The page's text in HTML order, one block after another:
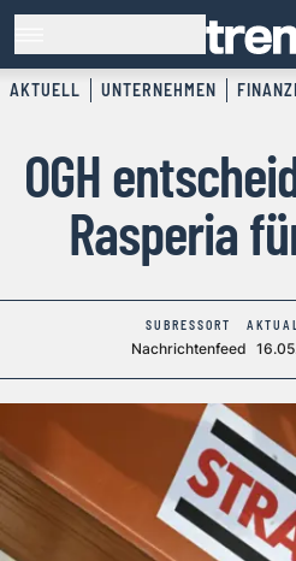
AKTUELL UNTERNEHMEN
OGH
Rasperia
SUBRESSORT
Nachrichtenfeed